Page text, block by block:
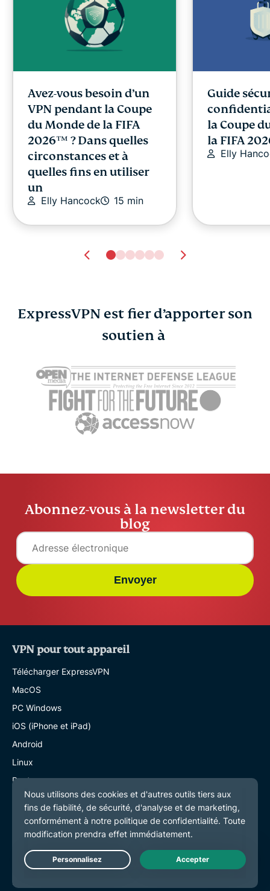
Avez-vous besoin d’un
VPN pendant la Coupe
du Monde de la FIFA
2026™️ ? Dans quelles
circonstances et à
quelles fins en utiliser
un
Elly Hancock 15 min
Guide
la Coupe
la FIFA
Elly
Qu’est-ce qu’un proxy
danger ?
Tyler Cross 15 min
jargon
Tyler
ExpressVPN est fier d’apporter son
soutien à
Abonnez-vous à la newsletter du
blog
Envoyer
VPN pour tout appareil
Télécharger ExpressVPN
MacOS
PC Windows
iOS (iPhone et iPad)
Android
Linux
Routeurs
Apple TV
Fire Stick
Android TV
Extension Chrome
Localisations des serveurs VPN
Live Chat